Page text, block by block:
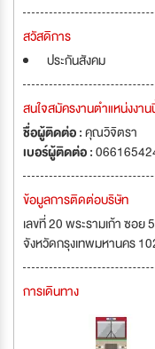
สวัสดิการ
ประกันสังคม
สนใจสมัครงานตำแหน่งง
ชื่อผู้ติดต่อ :คุณวิจิตรา
เบอร์ผู้ติดต่อ :
ข้อมูลการติดต่อบริษัท
เลขที่ 20 พระรามเก้า ซอ
จังหวัดกรุงเทพมหานคร
การเดินทาง